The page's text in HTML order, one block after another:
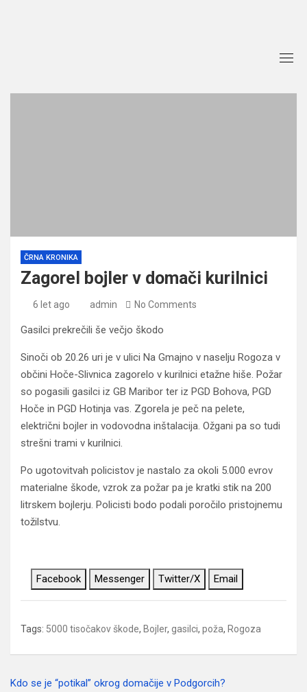
ČRNA KRONIKA
Zagorel bojler v domači kurilnici
6 let ago admin No Comments
Gasilci prekrečili še večjo škodo
Sinoči ob 20.26 uri je v ulici Na Gmajno v naselju Rogoza v
občini Hoče-Slivnica zagorelo v kurilnici etažne hiše. Požar
so pogasili gasilci iz GB Maribor ter iz PGD Bohova, PGD
Hoče in PGD Hotinja vas. Zgorela je peč na pelete,
električni bojler in vodovodna inštalacija. Ožgani pa so tudi
strešni trami v kurilnici.
Po ugotovitvah policistov je nastalo za okoli 5.000 evrov
materialne škode, vzrok za požar pa je kratki stik na 200
litrskem bojlerju. Policisti bodo podali poročilo pristojnemu
tožilstvu.
Facebook Messenger Twitter/X Email
Tags: 5000 tisočakov škode, Bojler, gasilci, poža, Rogoza
Navigacija
Kdo se je “potikal” okrog domačije v Podgorcih?